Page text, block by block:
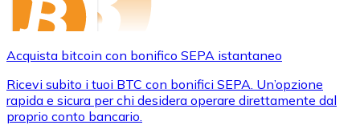
Acquista bitcoin con bonifico SEPA istantaneo
Ricevi subito i tuoi BTC con bonifici SEPA. Un’opzione
rapida e sicura per chi desidera operare direttamente dal
proprio conto bancario.